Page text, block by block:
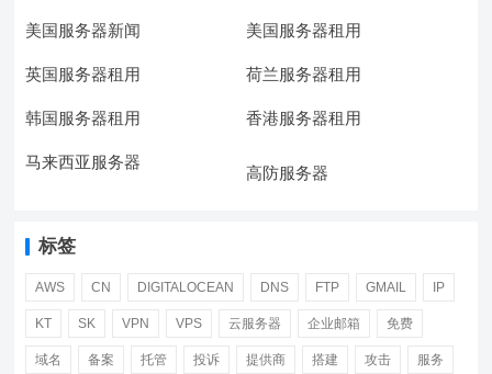
美国服务器新闻 美国服务器租用
英国服务器租用 荷兰服务器租用
韩国服务器租用 香港服务器租用
马来西亚服务器
高防服务器
标签
AWS CN DIGITALOCEAN DNS FTP GMAIL IP
KT SK VPN VPS 云服务器 企业邮箱 免费
域名 备案 托管 投诉 提供商 搭建 攻击 服务